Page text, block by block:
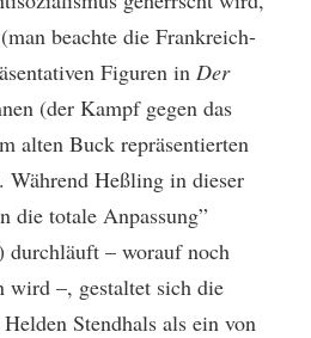
beachte die Frankreich-
Figuren in Der
(der Kampf gegen das
alten Buck repräsentierten
Während Heßling in dieser
die totale Anpassung”
durchläuft – worauf noch
wird –, gestaltet sich die
Stendhals als ein von